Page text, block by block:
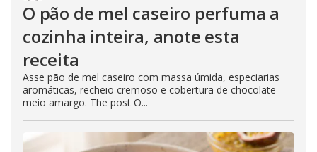
O pão de mel caseiro perfuma a
cozinha inteira, anote esta
receita
Asse pão de mel caseiro com massa úmida, especiarias
aromáticas, recheio cremoso e cobertura de chocolate
meio amargo. The post O...